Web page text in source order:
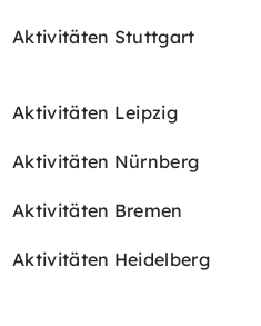
Aktivitäten Stuttgart
Aktivitäten Leipzig
Aktivitäten Nürnberg
Aktivitäten Bremen
Aktivitäten Heidelberg